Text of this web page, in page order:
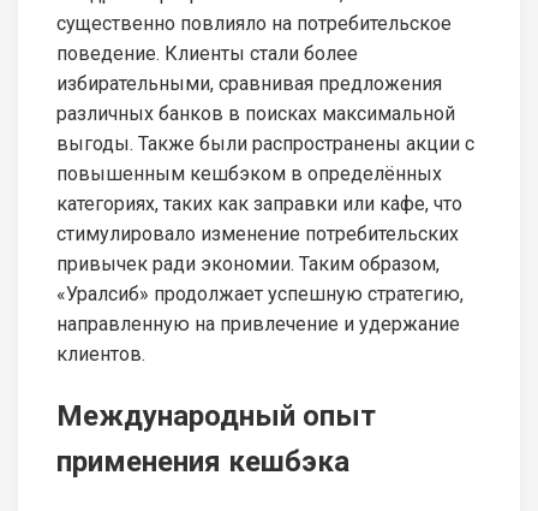
существенно повлияло на потребительское
поведение. Клиенты стали более
избирательными, сравнивая предложения
различных банков в поисках максимальной
выгоды. Также были распространены акции с
повышенным кешбэком в определённых
категориях, таких как заправки или кафе, что
стимулировало изменение потребительских
привычек ради экономии. Таким образом,
«Уралсиб» продолжает успешную стратегию,
направленную на привлечение и удержание
клиентов.
Международный опыт
применения кешбэка